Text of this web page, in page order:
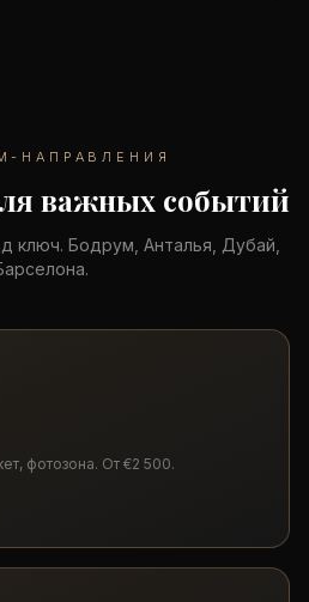
НАПРАВЛЕНИЯ
важных событий
ключ. Бодрум, Анталья, Дубай,
фотозона. От €2 500.